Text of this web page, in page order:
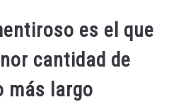
es el que
cantidad de
más largo